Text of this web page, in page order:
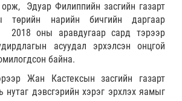
Эдуар Филиппийн засгийн газарт
төрийн нарийн бичгийн даргаар
2018 оны аравдугаар сард тэрээр
асуудал эрхэлсэн онцгой
байна.
Жан Кастексын засгийн газарт
нутаг дэвсгэрийн хэрэг эрхлэх яамыг